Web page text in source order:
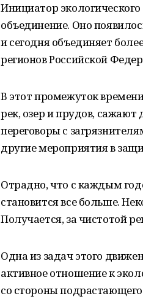
Инициатор
объединение. Оно
и сегодня объединяет
регионов Российской
В этот промежуток
рек, озер и прудов, сажают
переговоры с
другие мероприятия в
Отрадно, что с каждым
становится все больше.
Получается, за чистотой
Одна из задач этого
активное отношение к
со стороны